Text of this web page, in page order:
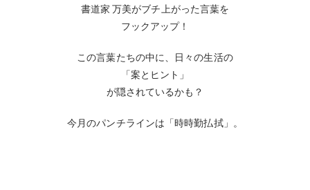
書道家 万美がブチ上がった言葉を
フックアップ！
この言葉たちの中に、日々の生活の
「案とヒント」
が隠されているかも？
今月のパンチラインは「時時勤払拭」。